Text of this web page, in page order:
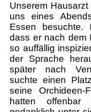
Unserem
uns eines
Essen besuchte.
dass er nach dem
so auffällig
der Sprache
später nach
suchte einen
seine
hatten offenbar